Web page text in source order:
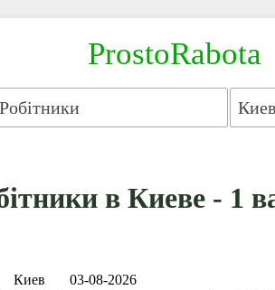
ProstoRabota
в Киеве - 1
Киев
03-08-2026